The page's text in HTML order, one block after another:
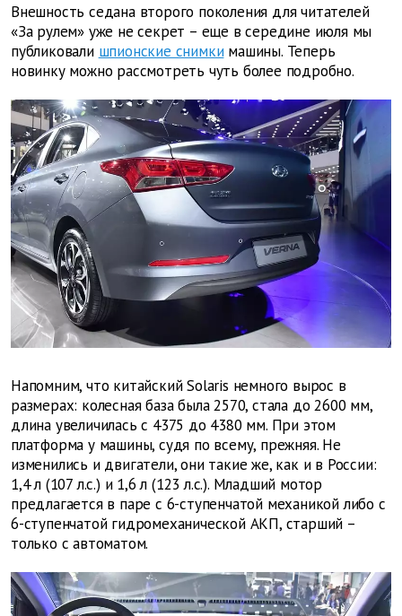
Внешность седана второго поколения для читателей
«За рулем» уже не секрет – еще в середине июля мы
публиковали шпионские снимкимашины. Теперь
новинку можно рассмотреть чуть более подробно.
Напомним, что китайский Solaris немного вырос в
размерах: колесная база была 2570, стала до 2600 мм,
длина увеличилась с 4375 до 4380 мм. При этом
платформа у машины, судя по всему, прежняя. Не
изменились и двигатели, они такие же, как и в России:
1,4 л (107 л.с.) и 1,6 л (123 л.с.). Младший мотор
предлагается в паре с 6-ступенчатой механикой либо с
6-ступенчатой гидромеханической АКП, старший –
только с автоматом.